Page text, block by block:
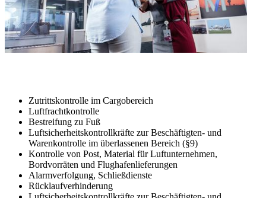
Zutrittskontrolle im Cargobereich
Luftfrachtkontrolle
Bestreifung zu Fuß
Luftsicherheitskontrollkräfte zur Beschäftigten- und
Warenkontrolle im überlassenen Bereich (§9)
Kontrolle von Post, Material für Luftunternehmen,
Bordvorräten und Flughafenlieferungen
Alarmverfolgung, Schließdienste
Rücklaufverhinderung